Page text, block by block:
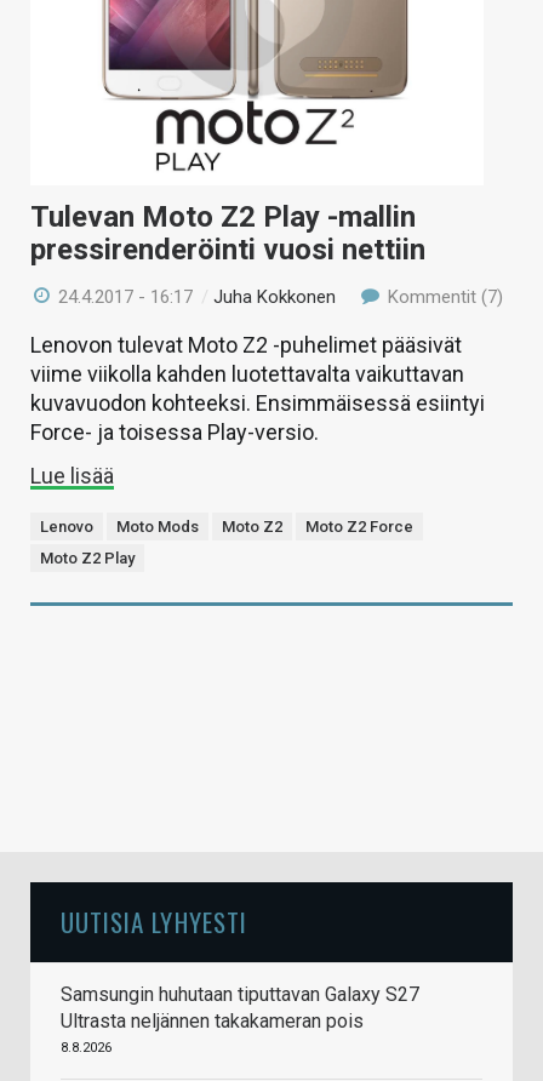
Tulevan Moto Z2 Play -mallin
pressirenderöinti vuosi nettiin
24.4.2017 - 16:17 /Juha Kokkonen Kommentit (7)
Lenovon tulevat Moto Z2 -puhelimet pääsivät
viime viikolla kahden luotettavalta vaikuttavan
kuvavuodon kohteeksi. Ensimmäisessä esiintyi
Force- ja toisessa Play-versio.
Lue lisää
Lenovo Moto Mods Moto Z2
Moto Z2 Force
Moto Z2 Play
UUTISIA LYHYESTI
Samsungin huhutaan tiputtavan Galaxy S27
Ultrasta neljännen takakameran pois
8.8.2026